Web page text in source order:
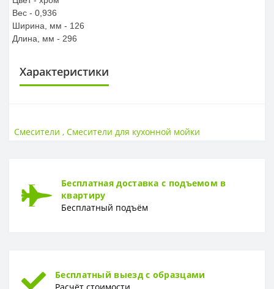
Вес - 0,936
Ширина, мм - 126
Длина, мм - 296
Характеристики
Страна ввоза
ГАРАНТИЯ
Смесители ,Смесители для кухонной мойки
Бесплатная доставка с подъемом в
квартиру
Бесплатный подъём
Бесплатный выезд с образцами